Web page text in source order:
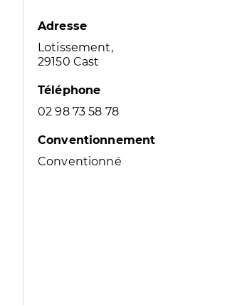
Adresse
Lotissement,
29150 Cast
Téléphone
02 98 73 58 78
Conventionnement
Conventionné